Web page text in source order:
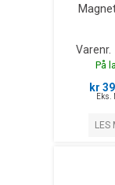
Varenr.
På
kr
Eks.
LES